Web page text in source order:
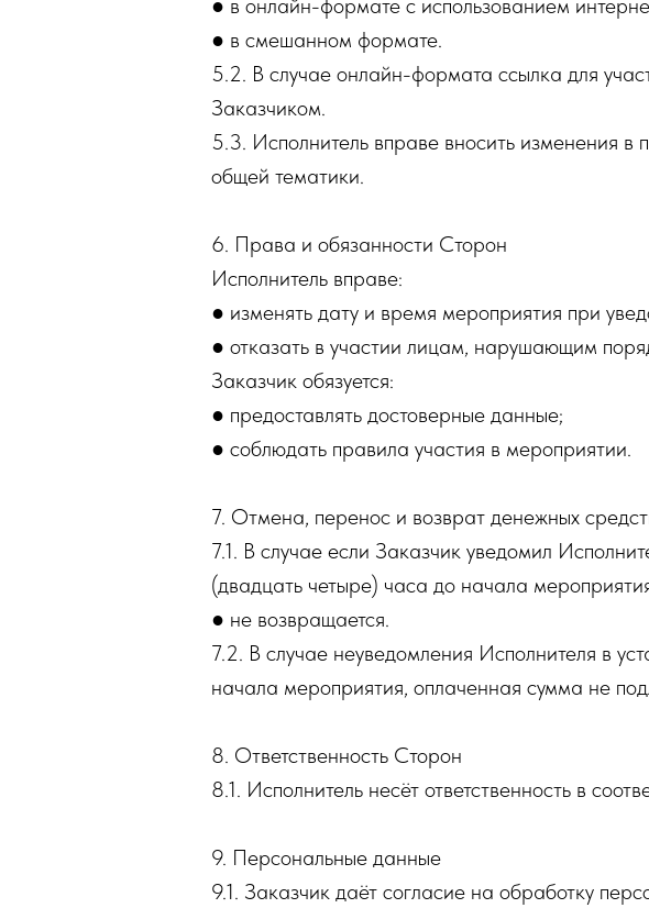
● в онлайн-формате с использованием
● в смешанном формате.
5.2. В случае онлайн-формата ссылка для
Заказчиком.
5.3. Исполнитель вправе вносить изменения
общей тематики.
6. Права и обязанности Сторон
Исполнитель вправе:
● изменять дату и время мероприятия при
● отказать в участии лицам, нарушающим
Заказчик обязуется:
● предоставлять достоверные данные;
● соблюдать правила участия в мероприятии.
7. Отмена, перенос и возврат денежных
7.1. В случае если Заказчик уведомил
(двадцать четыре) часа до начала
● не возвращается.
7.2. В случае неуведомления Исполнителя в
начала мероприятия, оплаченная сумма не
8. Ответственность Сторон
8.1. Исполнитель несёт ответственность в
9. Персональные данные
9.1. Заказчик даёт согласие на обработку